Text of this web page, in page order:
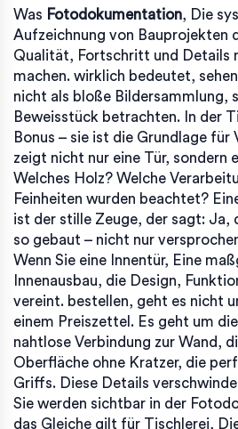
Was Fotodokumentation, Die
Aufzeichnung von Bauprojekten
Qualität, Fortschritt und Details
machen. wirklich bedeutet,
nicht als bloße Bildersammlung,
Beweisstück betrachten. In der
Bonus – sie ist die Grundlage für
zeigt nicht nur eine Tür, sondern
Welches Holz? Welche
Feinheiten wurden beachtet?
ist der stille Zeuge, der sagt: Ja,
so gebaut – nicht nur
Wenn Sie eine Innentür, Eine
Innenausbau, die Design,
vereint. bestellen, geht es nicht
einem Preiszettel. Es geht um
nahtlose Verbindung zur Wand,
Oberfläche ohne Kratzer, die
Griffs. Diese Details
Sie werden sichtbar in der
das Gleiche gilt für Tischlerei,